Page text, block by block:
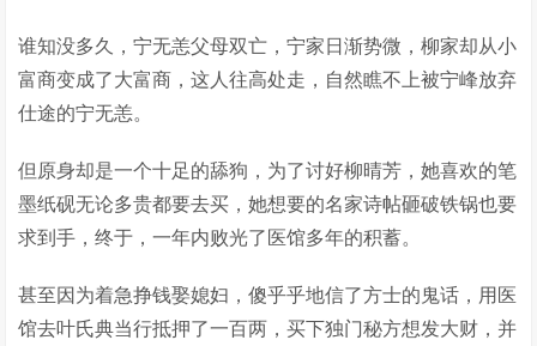
谁知没多久，宁无恙父母双亡，宁家日渐势微，柳家却从小
富商变成了大富商，这人往高处走，自然瞧不上被宁峰放弃
仕途的宁无恙。
但原身却是一个十足的舔狗，为了讨好柳晴芳，她喜欢的笔
墨纸砚无论多贵都要去买，她想要的名家诗帖砸破铁锅也要
求到手，终于，一年内败光了医馆多年的积蓄。
甚至因为着急挣钱娶媳妇，傻乎乎地信了方士的鬼话，用医
馆去叶氏典当行抵押了一百两，买下独门秘方想发大财，并